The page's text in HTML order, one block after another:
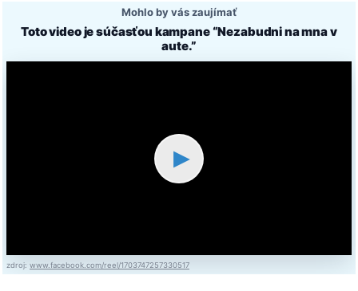
Mohlo by vás zaujímať
Toto video je súčasťou kampane “Nezabudni na mna v
aute.”
▶
zdroj: www.facebook.com/reel/1703747257330517